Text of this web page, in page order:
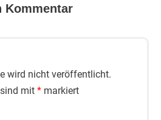
Kommentar
wird nicht veröffentlicht.
mit * markiert